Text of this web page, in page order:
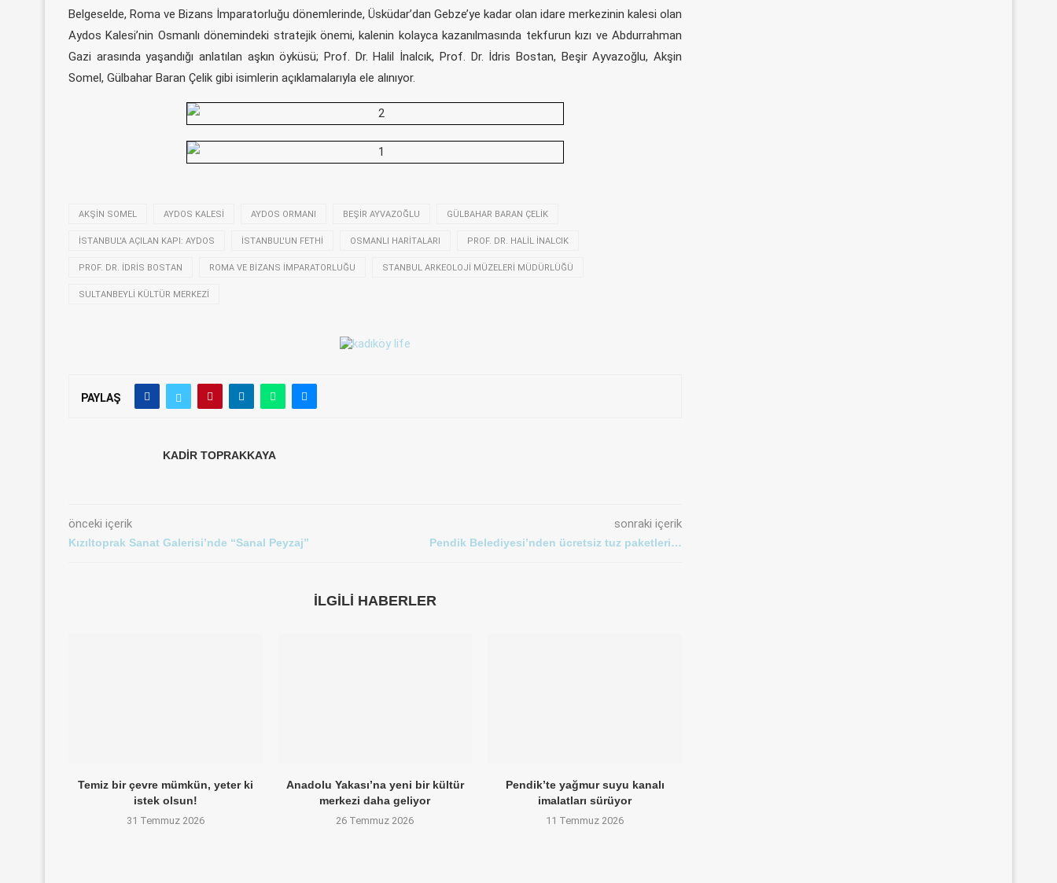
Belgeselde, Roma ve Bizans İmparatorluğu dönemlerinde, Üsküdar’dan Gebze’ye kadar olan idare merkezinin kalesi olan
Aydos Kalesi’nin Osmanlı dönemindeki stratejik önemi, kalenin kolayca kazanılmasında tekfurun kızı ve Abdurrahman
Gazi arasında yaşandığı anlatılan aşkın öyküsü; Prof. Dr. Halil İnalcık, Prof. Dr. İdris Bostan, Beşir Ayvazoğlu, Akşin
Somel, Gülbahar Baran Çelik gibi isimlerin açıklamalarıyla ele alınıyor.
AKŞIN SOMEL AYDOS KALESI AYDOS ORMANI BEŞIR AYVAZOĞLU GÜLBAHAR BARAN ÇELIK
İSTANBUL'A AÇILAN KAPI: AYDOS İSTANBUL'UN FETHI OSMANLI HARITALARI PROF. DR. HALIL İNALCIK
PROF. DR. İDRIS BOSTAN ROMA VE BIZANS İMPARATORLUĞU STANBUL ARKEOLOJI MÜZELERI MÜDÜRLÜĞÜ
SULTANBEYLI KÜLTÜR MERKEZI
PAYLAŞ
KADIR TOPRAKKAYA
önceki içerik
Kızıltoprak Sanat Galerisi’nde “Sanal Peyzaj”
sonraki içerik
Pendik Belediyesi’nden ücretsiz tuz paketleri…
İLGILI HABERLER
Temiz bir çevre mümkün, yeter ki
istek olsun!
31 Temmuz 2026
Anadolu Yakası’na yeni bir kültür
merkezi daha geliyor
26 Temmuz 2026
Pendik’te yağmur suyu kanalı
imalatları sürüyor
11 Temmuz 2026